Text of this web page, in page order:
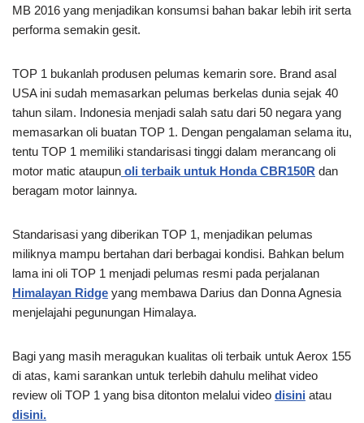
MB 2016 yang menjadikan konsumsi bahan bakar lebih irit serta
performa semakin gesit.
TOP 1 bukanlah produsen pelumas kemarin sore. Brand asal
USA ini sudah memasarkan pelumas berkelas dunia sejak 40
tahun silam. Indonesia menjadi salah satu dari 50 negara yang
memasarkan oli buatan TOP 1. Dengan pengalaman selama itu,
tentu TOP 1 memiliki standarisasi tinggi dalam merancang oli
motor matic ataupun oli terbaik untuk Honda CBR150R dan
beragam motor lainnya.
Standarisasi yang diberikan TOP 1, menjadikan pelumas
miliknya mampu bertahan dari berbagai kondisi. Bahkan belum
lama ini oli TOP 1 menjadi pelumas resmi pada perjalanan
Himalayan Ridge yang membawa Darius dan Donna Agnesia
menjelajahi pegunungan Himalaya.
Bagi yang masih meragukan kualitas oli terbaik untuk Aerox 155
di atas, kami sarankan untuk terlebih dahulu melihat video
review oli TOP 1 yang bisa ditonton melalui video disini atau
disini.